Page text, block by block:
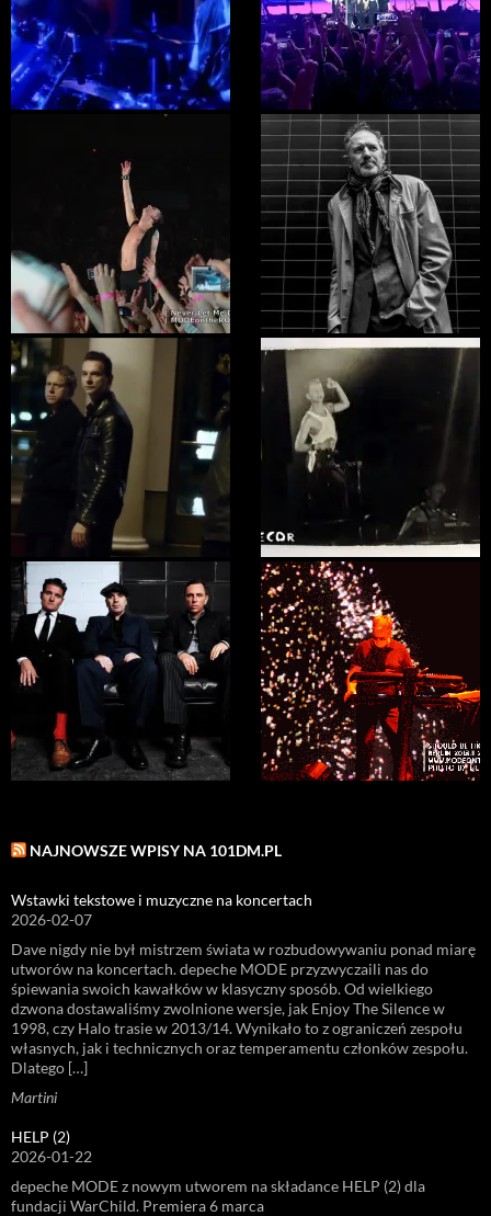
NAJNOWSZE WPISY NA 101DM.PL
Wstawki tekstowe i muzyczne na koncertach
2026-02-07
Dave nigdy nie był mistrzem świata w rozbudowywaniu ponad miarę
utworów na koncertach. depeche MODE przyzwyczaili nas do
śpiewania swoich kawałków w klasyczny sposób. Od wielkiego
dzwona dostawaliśmy zwolnione wersje, jak Enjoy The Silence w
1998, czy Halo trasie w 2013/14. Wynikało to z ograniczeń zespołu
własnych, jak i technicznych oraz temperamentu członków zespołu.
Dlatego […]
Martini
HELP (2)
2026-01-22
depeche MODE z nowym utworem na składance HELP (2) dla
fundacji WarChild. Premiera 6 marca